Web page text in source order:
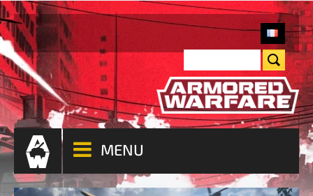
MENU